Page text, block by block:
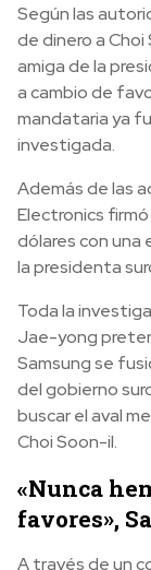
Según las
de dinero a
amiga de la
a cambio de
mandataria ya
investigada.
Además de las
Electronics
dólares con una
la presidenta
Toda la
Jae-yong
Samsung se
del gobierno
buscar el aval
Choi Soon-il.
«Nunca
favores»,
A través de un